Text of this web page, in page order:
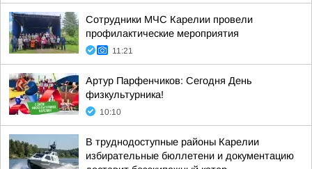
Сотрудники МЧС Карелии провели
профилактические мероприятия
11:21
Артур Парфенчиков: Сегодня День
физкультурника!
10:10
В труднодоступные районы Карелии
избирательные бюллетени и документацию